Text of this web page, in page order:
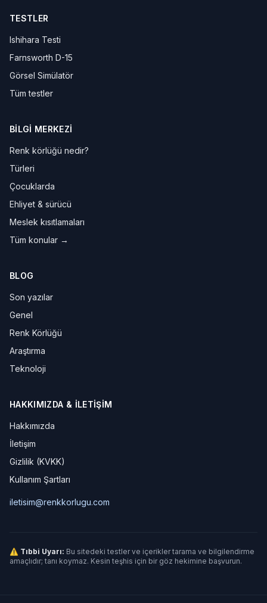
TESTLER
Ishihara Testi
Farnsworth D-15
Görsel Simülatör
Tüm testler
BILGI MERKEZI
Renk körlüğü nedir?
Türleri
Çocuklarda
Ehliyet & sürücü
Meslek kısıtlamaları
Tüm konular →
BLOG
Son yazılar
Genel
Renk Körlüğü
Araştırma
Teknoloji
HAKKIMIZDA & İLETIŞIM
Hakkımızda
İletişim
Gizlilik (KVKK)
Kullanım Şartları
iletisim@renkkorlugu.com
⚠ Tıbbi Uyarı: Bu sitedeki testler ve içerikler tarama ve bilgilendirme
amaçlıdır; tanı koymaz. Kesin teşhis için bir göz hekimine başvurun.